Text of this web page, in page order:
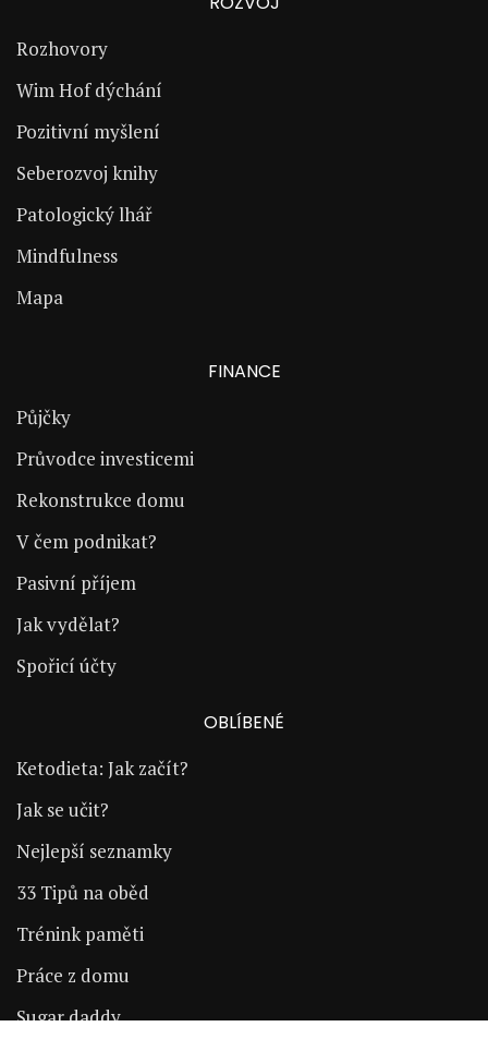
Rozhovory
Wim Hof dýchání
Pozitivní myšlení
Seberozvoj knihy
Patologický lhář
Mindfulness
Mapa
FINANCE
Půjčky
Průvodce investicemi
Rekonstrukce domu
V čem podnikat?
Pasivní příjem
Jak vydělat?
Spořicí účty
OBLÍBENÉ
Ketodieta: Jak začít?
Jak se učit?
Nejlepší seznamky
33 Tipů na oběd
Trénink paměti
Práce z domu
Sugar daddy